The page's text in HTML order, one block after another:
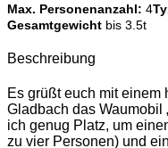
Max. Personenanzahl: 4
Gesamtgewicht bis 3.5t
Beschreibung
Es grüßt euch mit
Gladbach das Waumobil
ich genug Platz, um
zu vier Personen) und